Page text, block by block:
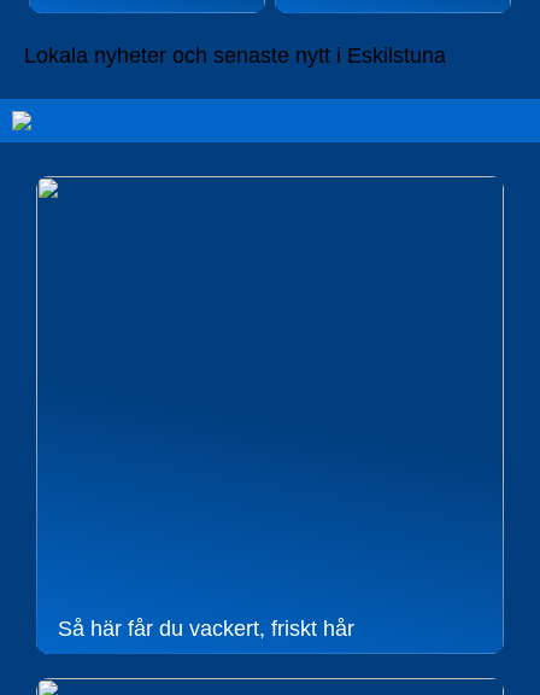
Lokala nyheter och senaste nytt i Eskilstuna
Så här får du vackert, friskt hår